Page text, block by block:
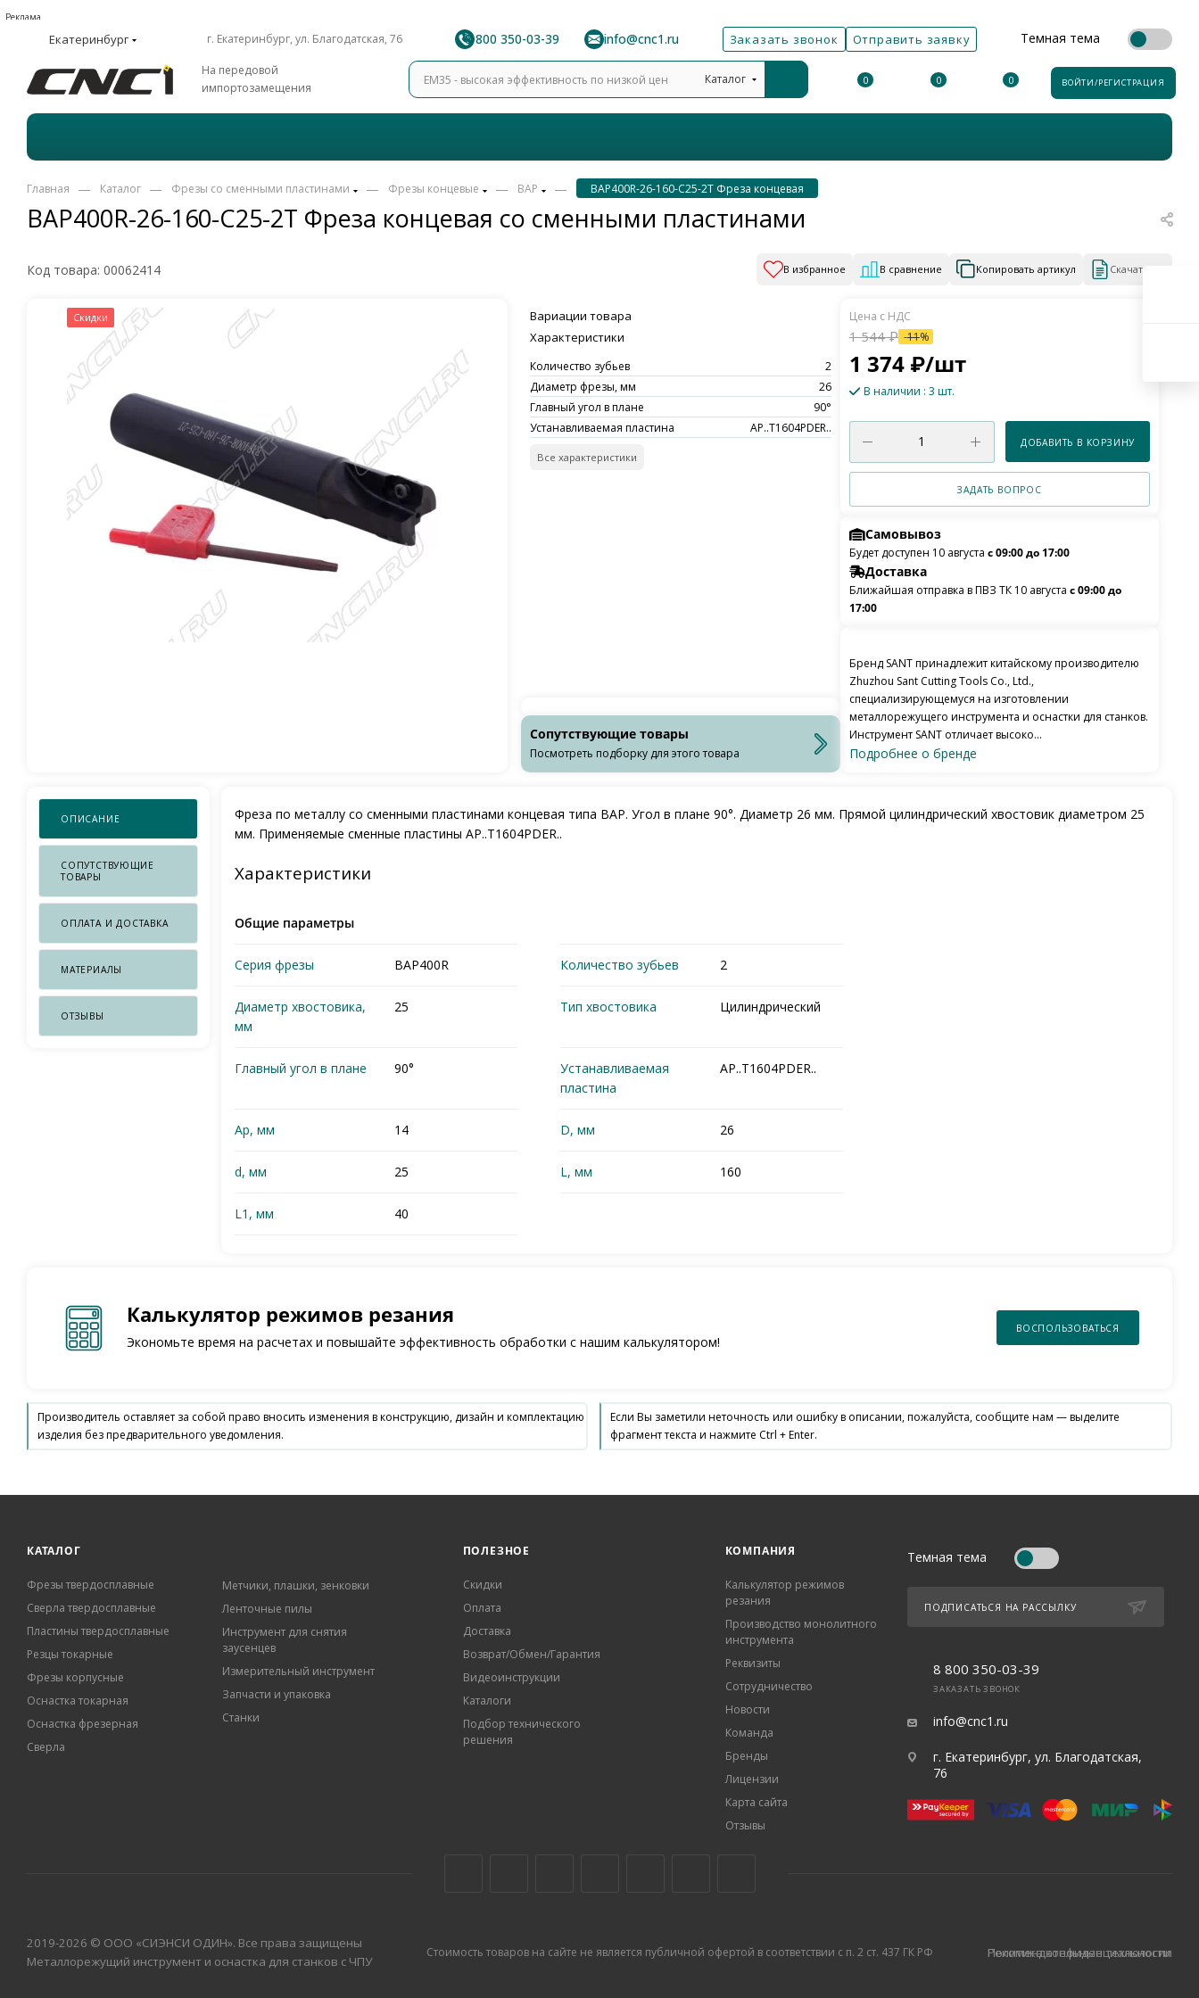
Реклама
Екатеринбург г. Екатеринбург, ул. Благодатская, 76 8 800 350-03-39 info@cnc1.ru Заказать звонок Отправить заявку Темная тема
На передовой
импортозамещения
Каталог 0 0 0 ВОЙТИ/РЕГИСТРАЦИЯ
BAP400R-26-160-C25-2T Фреза концевая со сменными пластинами
Главная — Каталог — Фрезы со сменными пластинами — Фрезы концевые — BAP — BAP400R-26-160-C25-2T Фреза концевая
Код товара: 00062414 В избранное В сравнение Копировать артикул Скачать КП
Скидки
Вариации товара
Характеристики
Количество зубьев
2
Диаметр фрезы, мм
26
Главный угол в плане
90°
Устанавливаемая пластина
AP..T1604PDER..
Все характеристики
Сопутствующие товары
Посмотреть подборку для этого товара
1 374₽/шт
1 544₽ -11%
В наличии : 3 шт.
ДОБАВИТЬ В КОРЗИНУ
ЗАДАТЬ ВОПРОС
Самовывоз
Будет доступен 10 августа с 09:00 до 17:00
Доставка
Ближайшая отправка в ПВЗ ТК 10 августа с 09:00 до
17:00
Бренд SANT принадлежит китайскому производителю
Zhuzhou Sant Cutting Tools Co., Ltd.,
специализирующемуся на изготовлении
металлорежущего инструмента и оснастки для станков.
Инструмент SANT отличает высоко...
Подробнее о бренде
ОПИСАНИЕ
СОПУТСТВУЮЩИЕ
ТОВАРЫ
ОПЛАТА И ДОСТАВКА
МАТЕРИАЛЫ
ОТЗЫВЫ
Фреза по металлу со сменными пластинами концевая типа BAP. Угол в плане 90°. Диаметр 26 мм. Прямой цилиндрический хвостовик диаметром 25
мм. Применяемые сменные пластины AP..T1604PDER..
Характеристики
Общие параметры
Серия фрезы BAP400R Количество зубьев 2
Диаметр хвостовика,
мм
25 Тип хвостовика Цилиндрический
Главный угол в плане 90°
Устанавливаемая
пластина
AP..T1604PDER..
Ap, мм 14 D, мм 26
d, мм 25 L, мм 160
L1, мм 40
Калькулятор режимов резания
Экономьте время на расчетах и повышайте эффективность обработки с нашим калькулятором!
ВОСПОЛЬЗОВАТЬСЯ
Производитель оставляет за собой право вносить изменения в конструкцию, дизайн и комплектацию
изделия без предварительного уведомления.
Если Вы заметили неточность или ошибку в описании, пожалуйста, сообщите нам — выделите
фрагмент текста и нажмите Ctrl + Enter.
КАТАЛОГ
Фрезы твердосплавные
Сверла твердосплавные
Пластины твердосплавные
Резцы токарные
Фрезы корпусные
Оснастка токарная
Оснастка фрезерная
Сверла
Метчики, плашки, зенковки
Ленточные пилы
Инструмент для снятия
заусенцев
Измерительный инструмент
Запчасти и упаковка
Станки
ПОЛЕЗНОЕ
Скидки
Оплата
Доставка
Возврат/Обмен/Гарантия
Видеоинструкции
Каталоги
Подбор технического
решения
КОМПАНИЯ
Калькулятор режимов
резания
Производство монолитного
инструмента
Реквизиты
Сотрудничество
Новости
Команда
Бренды
Лицензии
Карта сайта
Отзывы
Темная тема
ПОДПИСАТЬСЯ НА РАССЫЛКУ
8 800 350-03-39
ЗАКАЗАТЬ ЗВОНОК
info@cnc1.ru
г. Екатеринбург, ул. Благодатская,
76
2019-2026 © ООО «СИЭНСИ ОДИН». Все права защищены
Металлорежущий инструмент и оснастка для станков с ЧПУ
Стоимость товаров на сайте не является публичной офертой в соответствии с п. 2 ст. 437 ГК РФ Политика конфиденциальности
Рекомендательные технологии